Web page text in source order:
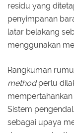
residu yang
penyimpanan
latar belakang
menggunakan
Rangkuman
methodperlu
Sistem
sebagai upaya